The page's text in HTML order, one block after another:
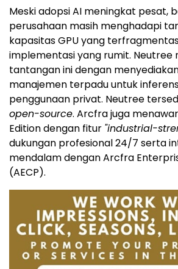
Meski adopsi AI meningkat pesat,
perusahaan masih menghadapi
kapasitas GPU yang
implementasi yang rumit. Neutree
tantangan ini dengan
manajemen terpadu untuk
penggunaan privat. Neutree
open-source. Arcfra juga
Edition dengan fitur "industrial-
dukungan profesional 24/7 serta
mendalam dengan Arcfra
(AECP).